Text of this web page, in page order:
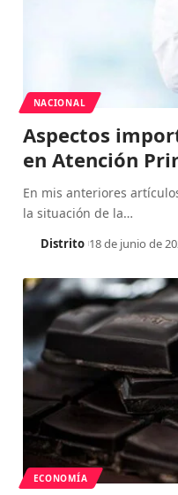
NACIONAL
Aspectos
en Atención
En mis anteriores
la situación de la…
Distrito 18 de junio de
ECONOMÍA